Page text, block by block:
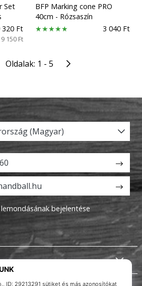
Set
320 Ft
9 150 Ft
BFP Marking cone PRO
40cm - Rózsaszín
3 040 Ft
Oldalak: 1 - 5 Következő
(Magyar)
lemondásának bejelentése